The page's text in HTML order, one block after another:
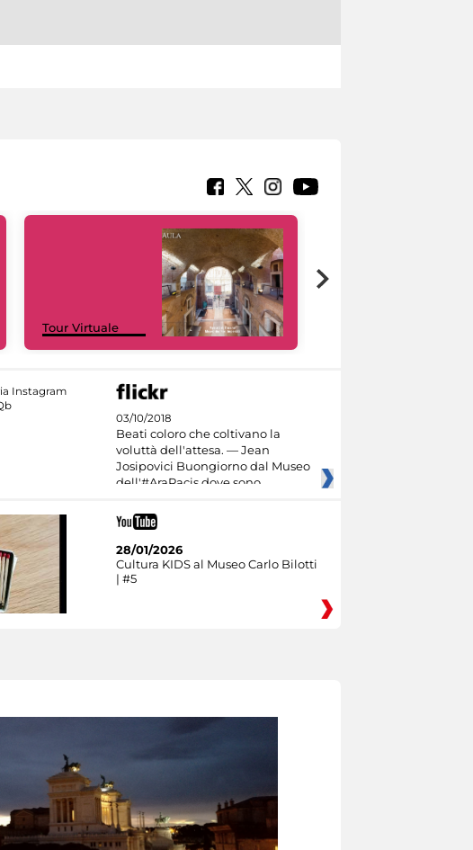
Tour Virtuale
03/10/2018
Beati coloro che coltivano la
voluttà dell'attesa. — Jean
Josipovici Buongiorno dal Museo
dell'#AraPacis dove sono
28/01/2026
Cultura KIDS al Museo Carlo Bilotti
| #5